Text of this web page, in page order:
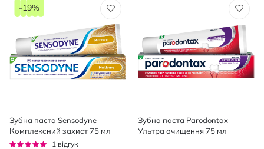
Зубна паста Sensodyne
Комплексний захист 75 мл
Рейтинг:
1 відгук
-19%
Зубна паста Parodontax
Ультра очищення 75 мл